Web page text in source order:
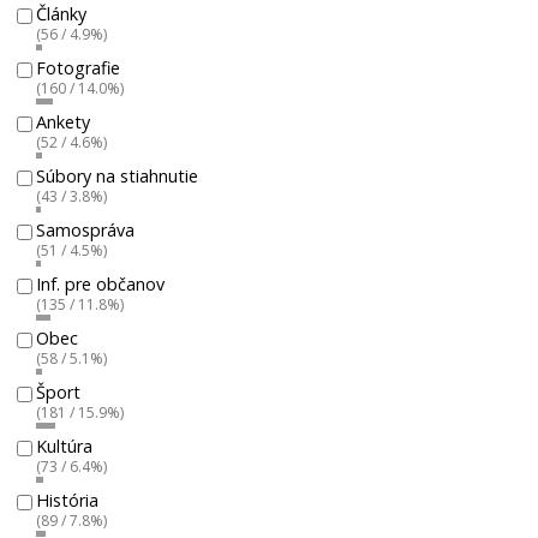
Články
(56 / 4.9%)
Fotografie
(160 / 14.0%)
Ankety
(52 / 4.6%)
Súbory na stiahnutie
(43 / 3.8%)
Samospráva
(51 / 4.5%)
Inf. pre občanov
(135 / 11.8%)
Obec
(58 / 5.1%)
Šport
(181 / 15.9%)
Kultúra
(73 / 6.4%)
História
(89 / 7.8%)